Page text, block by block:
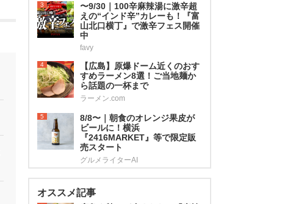
3
〜9/30｜100辛麻辣湯に激辛超
えの“インド辛”カレーも！『富
山北口横丁』で激辛フェス開催
中
favy
4
【広島】原爆ドーム近くのおす
すめラーメン8選！ご当地麺か
ら話題の一杯まで
ラーメン.com
5
8/8〜｜朝食のオレンジ果皮が
ビールに！横浜
『2416MARKET』等で限定販
売スタート
グルメライターAI
オススメ記事